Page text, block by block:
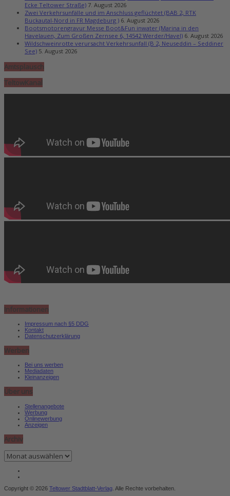
Ecke Teltower Straße) 7. August 2026
Zwei Verkehrsunfälle und im Anschluss geflüchtet (BAB 2, RTK
Buckautal-Nord in FR Magdeburg ) 6. August 2026
Bootsmotorengravur Messe Boot&Fun inwater (Marina in den
Havelauen, Zum Großen Zernsee 6, 14542 Werder/Havel) 6. August 2026
Wildschweinrotte verursacht Verkehrsunfall (B 2, Neuseddin – Seddiner
See) 5. August 2026
Amtsplausch
TeltowKanal
Informationen
Impressum nach §5 DDG
Kontakt
Datenschutzerklärung
Werben
Bei uns werben
Mediadaten
Kleinanzeigen
Über uns
Stellenangebote
Werbung
Onlinewerbung
Anzeigen
Archiv
Archiv
Copyright © 2026 Teltower Stadtblatt-Verlag . Alle Rechte vorbehalten.